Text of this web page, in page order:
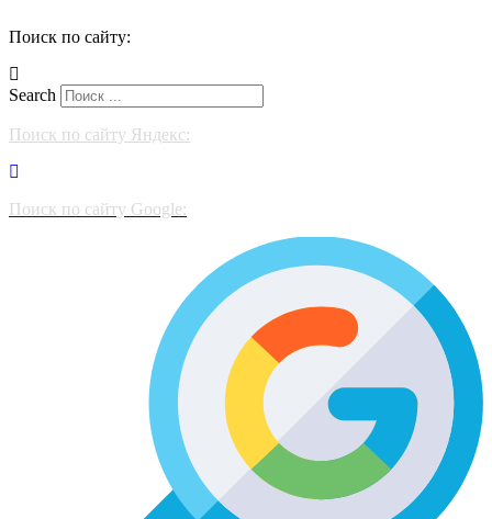
Поиск по сайту:
Search
Поиск по сайту Яндекс:
Поиск по сайту Google: